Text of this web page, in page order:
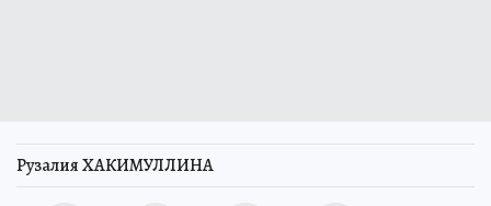
Рузалия ХАКИМУЛЛИНА